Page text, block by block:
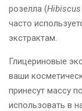
розелла (
часто
экстрактам.
Глицериновые
ваши
принесут массу
использовать в